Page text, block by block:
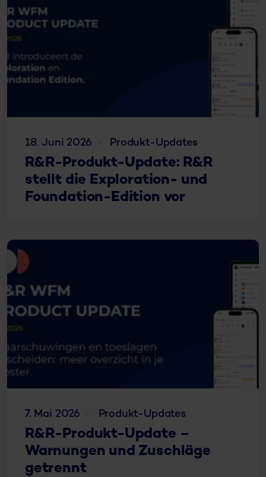
18. Juni 2026 Produkt-Updates
R&R-Produkt-Update: R&R
stellt die Exploration- und
Foundation-Edition vor
7. Mai 2026 Produkt-Updates
R&R-Produkt-Update –
Warnungen und Zuschläge
getrennt